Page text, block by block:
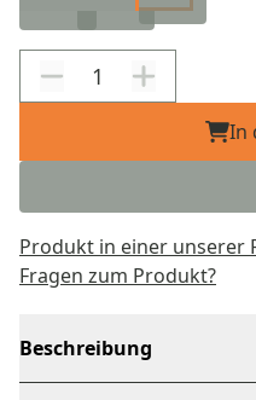
In
Produkt in einer unserer
Fragen zum Produkt?
Beschreibung